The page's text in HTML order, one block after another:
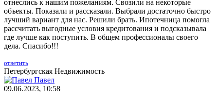
отнеслись к нашим пожеланиям. Свозили на некоторые
объекты. Показали и рассказали. Выбрали достаточно быстро
лучший вариант для нас. Решили брать. Ипотечница помогла
рассчитать выгодные условия кредитования и подсказывала
где лучше как поступить. В общем профессионалы своего
дела. Спасибо!!!
ответить
Петербургская Недвижимость
Павел
09.06.2023, 10:58